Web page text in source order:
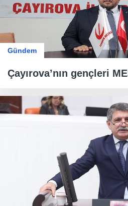
Gündem
Çayırova’nın gençleri